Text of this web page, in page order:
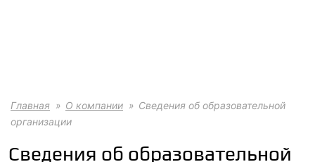
Главная О компании
Сведения об образовательной
организации
Сведения об образовательной